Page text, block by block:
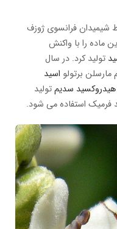
شیمیدان فرانسوی ژوزف
ماده را با واکنش
تولید کرد. در سال
اسید
هیدروکسید سدیمتولید
فرمیک استفاده می شود.